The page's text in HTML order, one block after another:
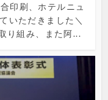
印刷、ホテルニュ
いただきました＼
り組み、また阿...